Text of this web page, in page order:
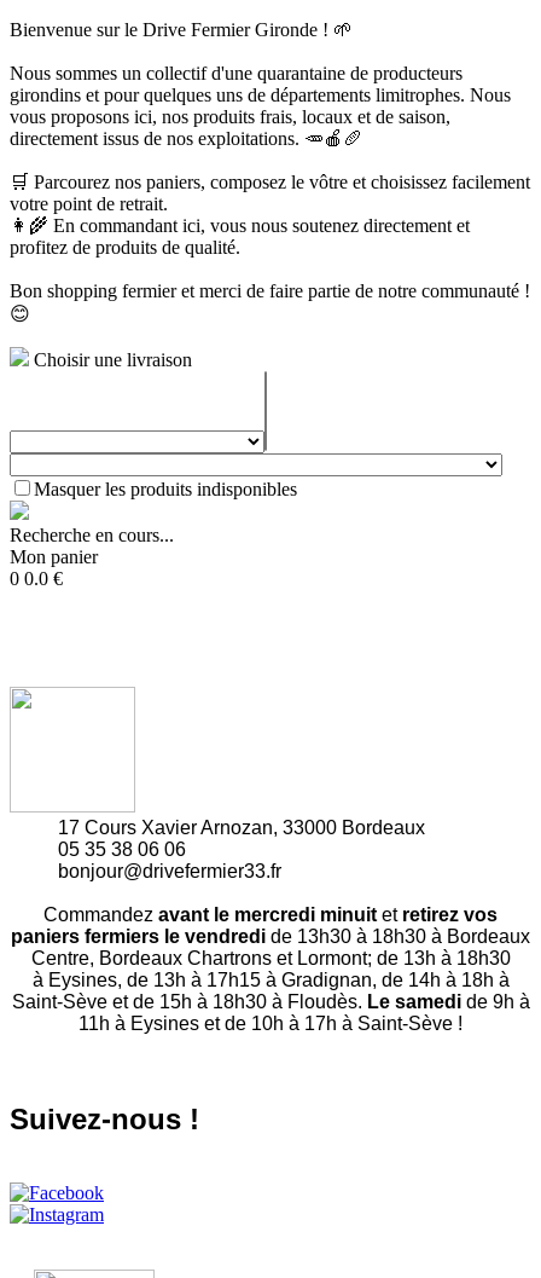
Bienvenue sur le Drive Fermier Gironde ! 🌱
Nous sommes un collectif d'une quarantaine de producteurs
girondins et pour quelques uns de départements limitrophes. Nous
vous proposons ici, nos produits frais, locaux et de saison,
directement issus de nos exploitations. 🥕🍎🥖
🛒 Parcourez nos paniers, composez le vôtre et choisissez facilement
votre point de retrait.
👩‍🌾 En commandant ici, vous nous soutenez directement et
profitez de produits de qualité.
Bon shopping fermier et merci de faire partie de notre communauté !
😊
Choisir une livraison
Masquer les produits indisponibles
Recherche en cours...
Mon panier
0 0.0 €
17 Cours Xavier Arnozan, 33000 Bordeaux
05 35 38 06 06
bonjour@drivefermier33.fr
Commandez avant le mercredi minuit et retirez vos
paniers fermiers le vendredi de 13h30 à 18h30 à Bordeaux
Centre, Bordeaux Chartrons et Lormont; de 13h à 18h30
à Eysines, de 13h à 17h15 à Gradignan, de 14h à 18h à
Saint-Sève et de 15h à 18h30 à Floudès. Le samedi de 9h à
11h à Eysines et de 10h à 17h à Saint-Sève !
Suivez-nous !